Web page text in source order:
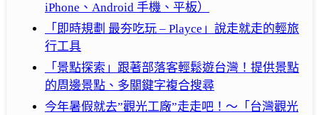
iPhone、Android 手機、平板）
「即時規劃 最夯吃玩 – Playce」說走就走的輕旅
行工具
「景點探索」跟著部落客輕鬆遊台灣！提供景點
的周邊景點、多關鍵字複合搜尋
今年暑假就去”觀光工廠”走走吧！～「台灣觀光